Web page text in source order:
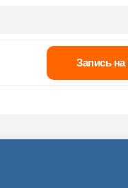
Запись